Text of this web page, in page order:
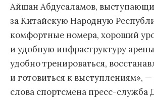
Айшан Абдусаламов,
за Китайскую Народную
комфортные номера, хороший
и удобную инфраструктуру
удобно тренироваться,
и готовиться к выступлениям»,
слова спортсмена пресс-служба